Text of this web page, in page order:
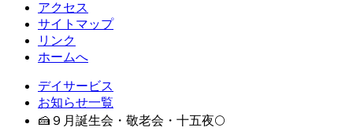
アクセス
サイトマップ
リンク
ホームへ
デイサービス
お知らせ一覧
🍰９月誕生会・敬老会・十五夜🌕